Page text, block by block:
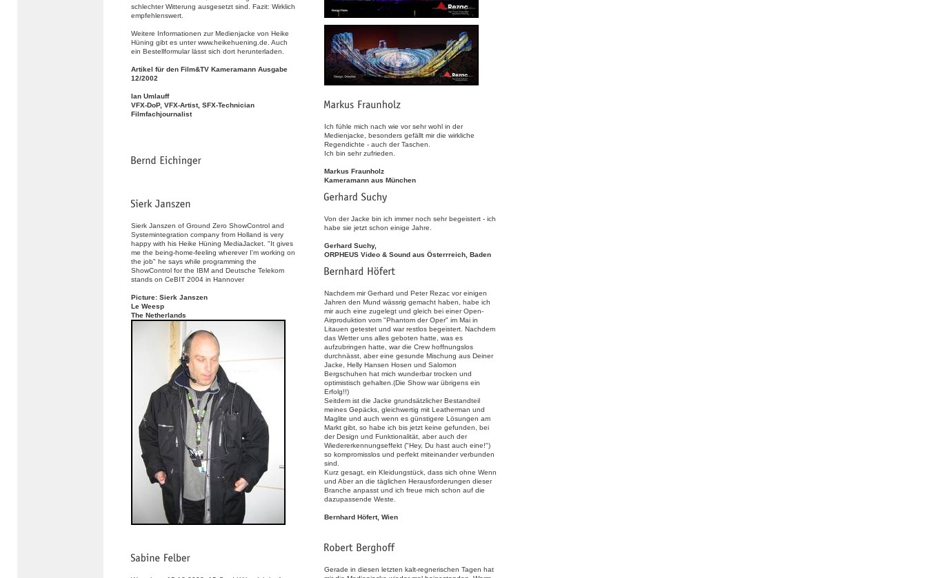
schlechter Witterung ausgesetzt sind. Fazit: Wirklich
empfehlenswert.
Weitere Informationen zur Medienjacke von Heike
Hüning gibt es unter www.heikehuening.de. Auch
ein Bestellformular lässt sich dort herunterladen.
Artikel für den Film&TV Kameramann Ausgabe
12/2002
Ian Umlauff
VFX-DoP, VFX-Artist, SFX-Technician
Filmfachjournalist
Sierk Janszen of Ground Zero ShowControl and
Systemintegration company from Holland is very
happy with his Heike Hüning MediaJacket. "It gives
me the being-home-feeling wherever I'm working on
the job" he says while programming the
ShowControl for the IBM and Deutsche Telekom
stands on CeBIT 2004 in Hannover
Picture: Sierk Janszen
Le Weesp
The Netherlands
Ich fühle mich nach wie vor sehr wohl in der
Medienjacke, besonders gefällt mir die wirkliche
Regendichte - auch der Taschen.
Ich bin sehr zufrieden.
Markus Fraunholz
Kameramann aus München
Von der Jacke bin ich immer noch sehr begeistert - ich
habe sie jetzt schon einige Jahre.
Gerhard Suchy,
ORPHEUS Video & Sound aus Österrreich, Baden
Nachdem mir Gerhard und Peter Rezac vor einigen
Jahren den Mund wässrig gemacht haben, habe ich
mir auch eine zugelegt und gleich bei einer Open-
Airproduktion vom "Phantom der Oper" im Mai in
Litauen getestet und war restlos begeistert. Nachdem
das Wetter uns alles geboten hatte, was es
aufzubringen hatte, war die Crew hoffnungslos
durchnässt, aber eine gesunde Mischung aus Deiner
Jacke, Helly Hansen Hosen und Salomon
Bergschuhen hat mich wunderbar trocken und
optimistisch gehalten.(Die Show war übrigens ein
Erfolg!!)
Seitdem ist die Jacke grundsätzlicher Bestandteil
meines Gepäcks, gleichwertig mit Leatherman und
Maglite und auch wenn es günstigere Lösungen am
Markt gibt, so habe ich bis jetzt keine gefunden, bei
der Design und Funktionalität, aber auch der
Wiedererkennungseffekt ("Hey, Du hast auch eine!")
so kompromisslos und perfekt miteinander verbunden
sind.
Kurz gesagt, ein Kleidungstück, dass sich ohne Wenn
und Aber an die täglichen Herausforderungen dieser
Branche anpasst und ich freue mich schon auf die
dazupassende Weste.
Bernhard Höfert, Wien
Gerade in diesen letzten kalt-regnerischen Tagen hat